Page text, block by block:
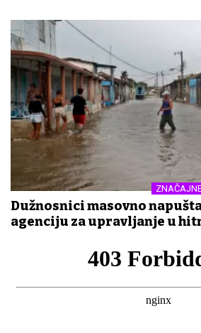
Dužnosnici masovno
agenciju za upravljanje u